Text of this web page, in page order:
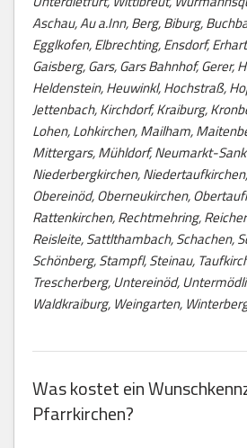
Aschau, Au a.Inn, Berg, Biburg,
Egglkofen, Elbrechting, Ensdorf,
Gaisberg, Gars, Gars Bahnhof, Gerer,
Heldenstein, Heuwinkl, Hochstraß,
Jettenbach, Kirchdorf, Kraiburg,
Lohen, Lohkirchen, Mailham,
Mittergars, Mühldorf, Neumarkt-
Niederbergkirchen,
Obereinöd, Oberneukirchen,
Rattenkirchen, Rechtmehring,
Reisleite, Sattlthambach, Schachen,
Schönberg, Stampfl, Steinau,
Trescherberg, Untereinöd,
Waldkraiburg, Weingarten,
Was kostet ein
Pfarrkirchen?